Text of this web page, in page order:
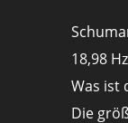
18,98
Was ist
Die